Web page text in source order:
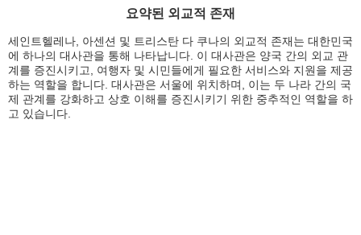
요약된 외교적 존재
세인트헬레나, 아센션 및 트리스탄 다 쿠나의 외교적 존재는 대한민국
에 하나의 대사관을 통해 나타납니다. 이 대사관은 양국 간의 외교 관
계를 증진시키고, 여행자 및 시민들에게 필요한 서비스와 지원을 제공
하는 역할을 합니다. 대사관은 서울에 위치하며, 이는 두 나라 간의 국
제 관계를 강화하고 상호 이해를 증진시키기 위한 중추적인 역할을 하
고 있습니다.